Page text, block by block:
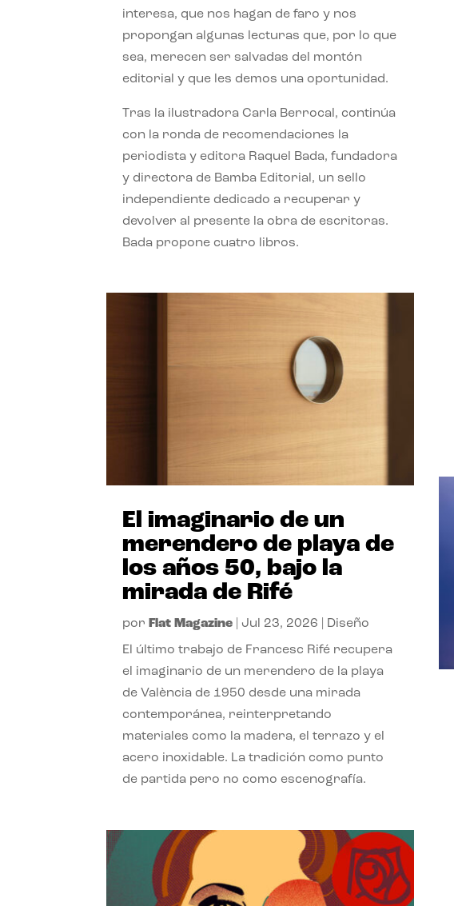
interesa, que nos hagan de faro y nos
propongan algunas lecturas que, por lo que
sea, merecen ser salvadas del montón
editorial y que les demos una oportunidad.
Tras la ilustradora Carla Berrocal, continúa
con la ronda de recomendaciones la
periodista y editora Raquel Bada, fundadora
y directora de Bamba Editorial, un sello
independiente dedicado a recuperar y
devolver al presente la obra de escritoras.
Bada propone cuatro libros.
El imaginario de un
merendero de playa de
los años 50, bajo la
mirada de Rifé
por Flat Magazine Jul 23, 2026 Diseño
El último trabajo de Francesc Rifé recupera
el imaginario de un merendero de la playa
de València de 1950 desde una mirada
contemporánea, reinterpretando
materiales como la madera, el terrazo y el
acero inoxidable. La tradición como punto
de partida pero no como escenografía.